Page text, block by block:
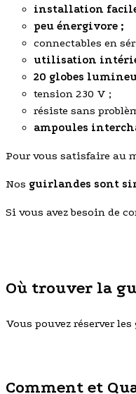
installation
peu énergivore ;
connectables en
utilisation
20 globes
tension 230 V ;
résiste sans
ampoules
Pour vous satisfaire au
Nos guirlandes sont
Si vous avez besoin de
Où trouver la
Vous pouvez réserver
Comment et